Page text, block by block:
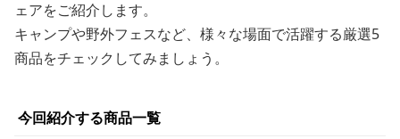
ェアをご紹介します。
キャンプや野外フェスなど、様々な場面で活躍する厳選5
商品をチェックしてみましょう。
今回紹介する商品一覧